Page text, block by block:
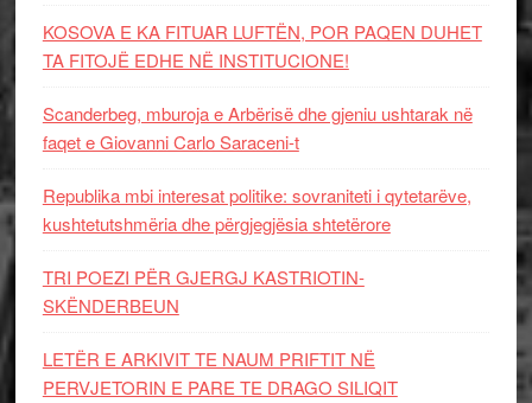
KOSOVA E KA FITUAR LUFTËN, POR PAQEN DUHET
TA FITOJË EDHE NË INSTITUCIONE!
Scanderbeg, mburoja e Arbërisë dhe gjeniu ushtarak në
faqet e Giovanni Carlo Saraceni-t
Republika mbi interesat politike: sovraniteti i qytetarëve,
kushtetutshmëria dhe përgjegjësia shtetërore
TRI POEZI PËR GJERGJ KASTRIOTIN-
SKËNDERBEUN
LETËR E ARKIVIT TE NAUM PRIFTIT NË
PERVJETORIN E PARE TE DRAGO SILIQIT